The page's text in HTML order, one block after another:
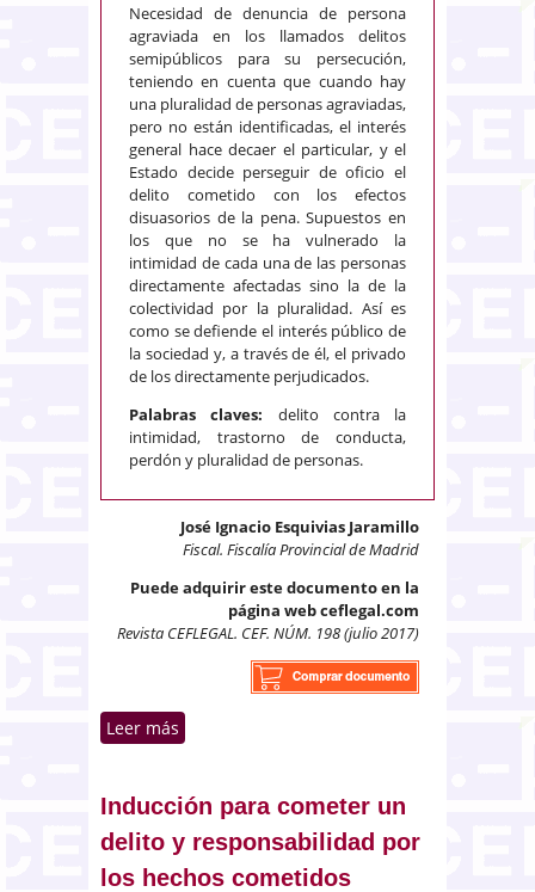
Necesidad de denuncia de persona
agraviada en los llamados delitos
semipúblicos para su persecución,
teniendo en cuenta que cuando hay
una pluralidad de personas agraviadas,
pero no están identificadas, el interés
general hace decaer el particular, y el
Estado decide perseguir de oficio el
delito cometido con los efectos
disuasorios de la pena. Supuestos en
los que no se ha vulnerado la
intimidad de cada una de las personas
directamente afectadas sino la de la
colectividad por la pluralidad. Así es
como se defiende el interés público de
la sociedad y, a través de él, el privado
de los directamente perjudicados.
Palabras claves: delito contra la
intimidad, trastorno de conducta,
perdón y pluralidad de personas.
José Ignacio Esquivias Jaramillo
Fiscal. Fiscalía Provincial de Madrid
Puede adquirir este documento en la
página web ceflegal.com
Revista CEFLEGAL. CEF. NÚM. 198 (julio 2017)
Leer más
semipúblicos
Inducción para cometer un
delito y responsabilidad por
los hechos cometidos